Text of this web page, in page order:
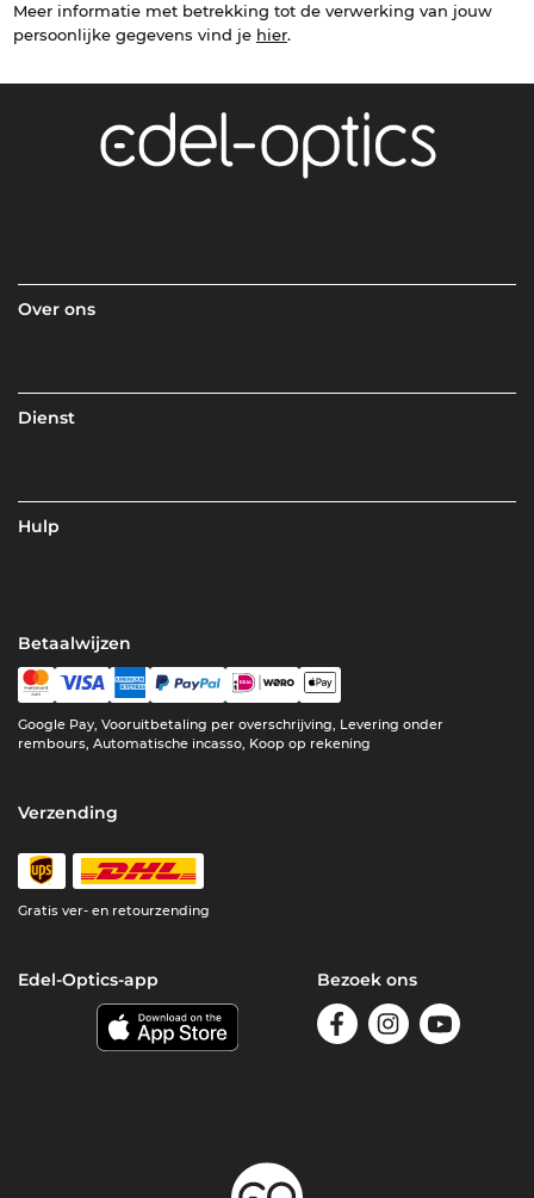
Meer informatie met betrekking tot de verwerking van jouw
persoonlijke gegevens vind je hier.
Over ons
Dienst
Hulp
Betaalwijzen
Google Pay, Vooruitbetaling per overschrijving, Levering onder
rembours, Automatische incasso, Koop op rekening
Verzending
Gratis ver- en retourzending
Edel-Optics-app Bezoek ons